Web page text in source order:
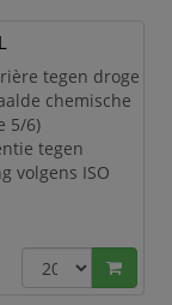
en
een
meer
tegen droge
chemische
5/6)
tegen
volgens ISO
materiaal
te trekken en